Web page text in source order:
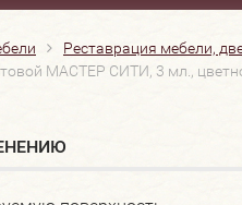
Реставрация мебели,
МАСТЕР СИТИ, 3 мл.,